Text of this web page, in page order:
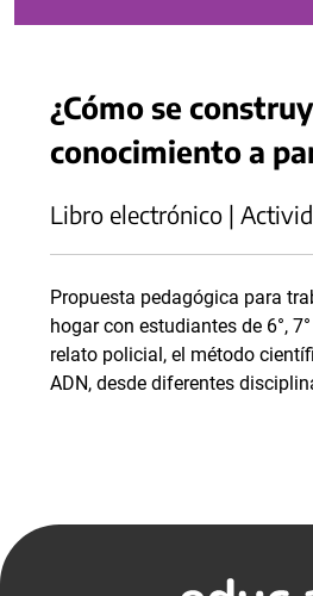
¿Cómo se
conocimiento a
Libro electrónico |
Propuesta pedagógica para
hogar con estudiantes de 6°,
relato policial, el método
ADN, desde diferentes